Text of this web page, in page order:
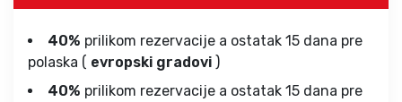
40% prilikom rezervacije a ostatak 15 dana pre
polaska ( evropski gradovi )
40% prilikom rezervacije a ostatak 15 dana pre